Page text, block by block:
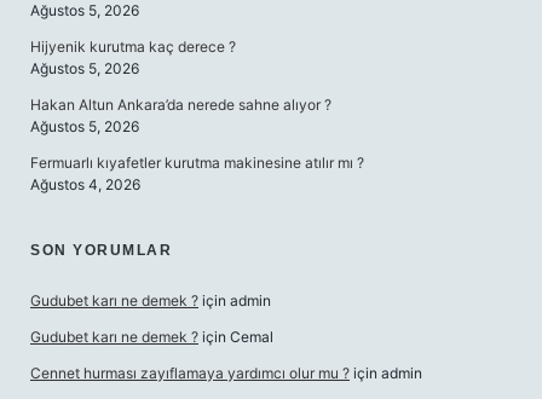
Ağustos 5, 2026
Hijyenik kurutma kaç derece ?
Ağustos 5, 2026
Hakan Altun Ankara’da nerede sahne alıyor ?
Ağustos 5, 2026
Fermuarlı kıyafetler kurutma makinesine atılır mı ?
Ağustos 4, 2026
SON YORUMLAR
Gudubet karı ne demek ? için admin
Gudubet karı ne demek ? için Cemal
Cennet hurması zayıflamaya yardımcı olur mu ? için admin